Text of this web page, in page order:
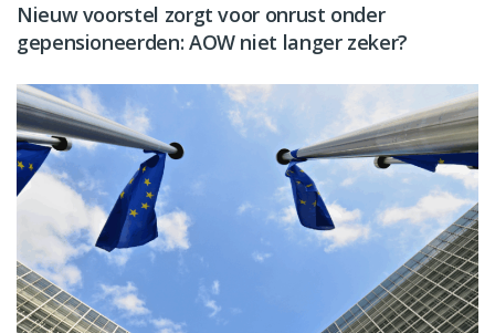
Nieuw voorstel zorgt voor onrust onder
gepensioneerden: AOW niet langer zeker?